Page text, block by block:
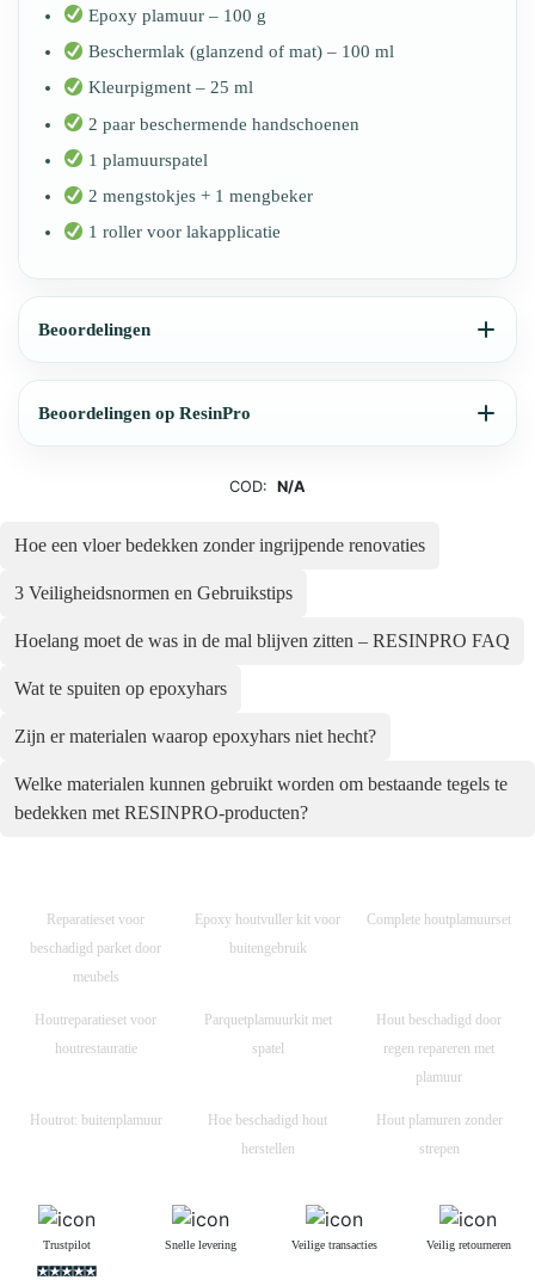
Epoxy plamuur – 100 g
Beschermlak (glanzend of mat) – 100 ml
Kleurpigment – 25 ml
2 paar beschermende handschoenen
1 plamuurspatel
2 mengstokjes + 1 mengbeker
1 roller voor lakapplicatie
Beoordelingen
Beoordelingen op ResinPro
COD: N/A
Hoe een vloer bedekken zonder ingrijpende renovaties
3 Veiligheidsnormen en Gebruikstips
Hoelang moet de was in de mal blijven zitten – RESINPRO FAQ
Wat te spuiten op epoxyhars
Zijn er materialen waarop epoxyhars niet hecht?
Welke materialen kunnen gebruikt worden om bestaande tegels te
bedekken met RESINPRO-producten?
Reparatieset voor
beschadigd parket door
meubels
Epoxy houtvuller kit voor
buitengebruik
Complete houtplamuurset
Houtreparatieset voor
houtrestauratie
Parquetplamuurkit met
spatel
Hout beschadigd door
regen repareren met
plamuur
Houtrot: buitenplamuur
Hoe beschadigd hout
herstellen
Hout plamuren zonder
strepen
Trustpilot Snelle levering Veilige transacties Veilig retourneren